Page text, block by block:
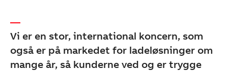
Vi er en stor, international koncern, som
også er på markedet for ladeløsninger om
mange år, så kunderne ved og er trygge